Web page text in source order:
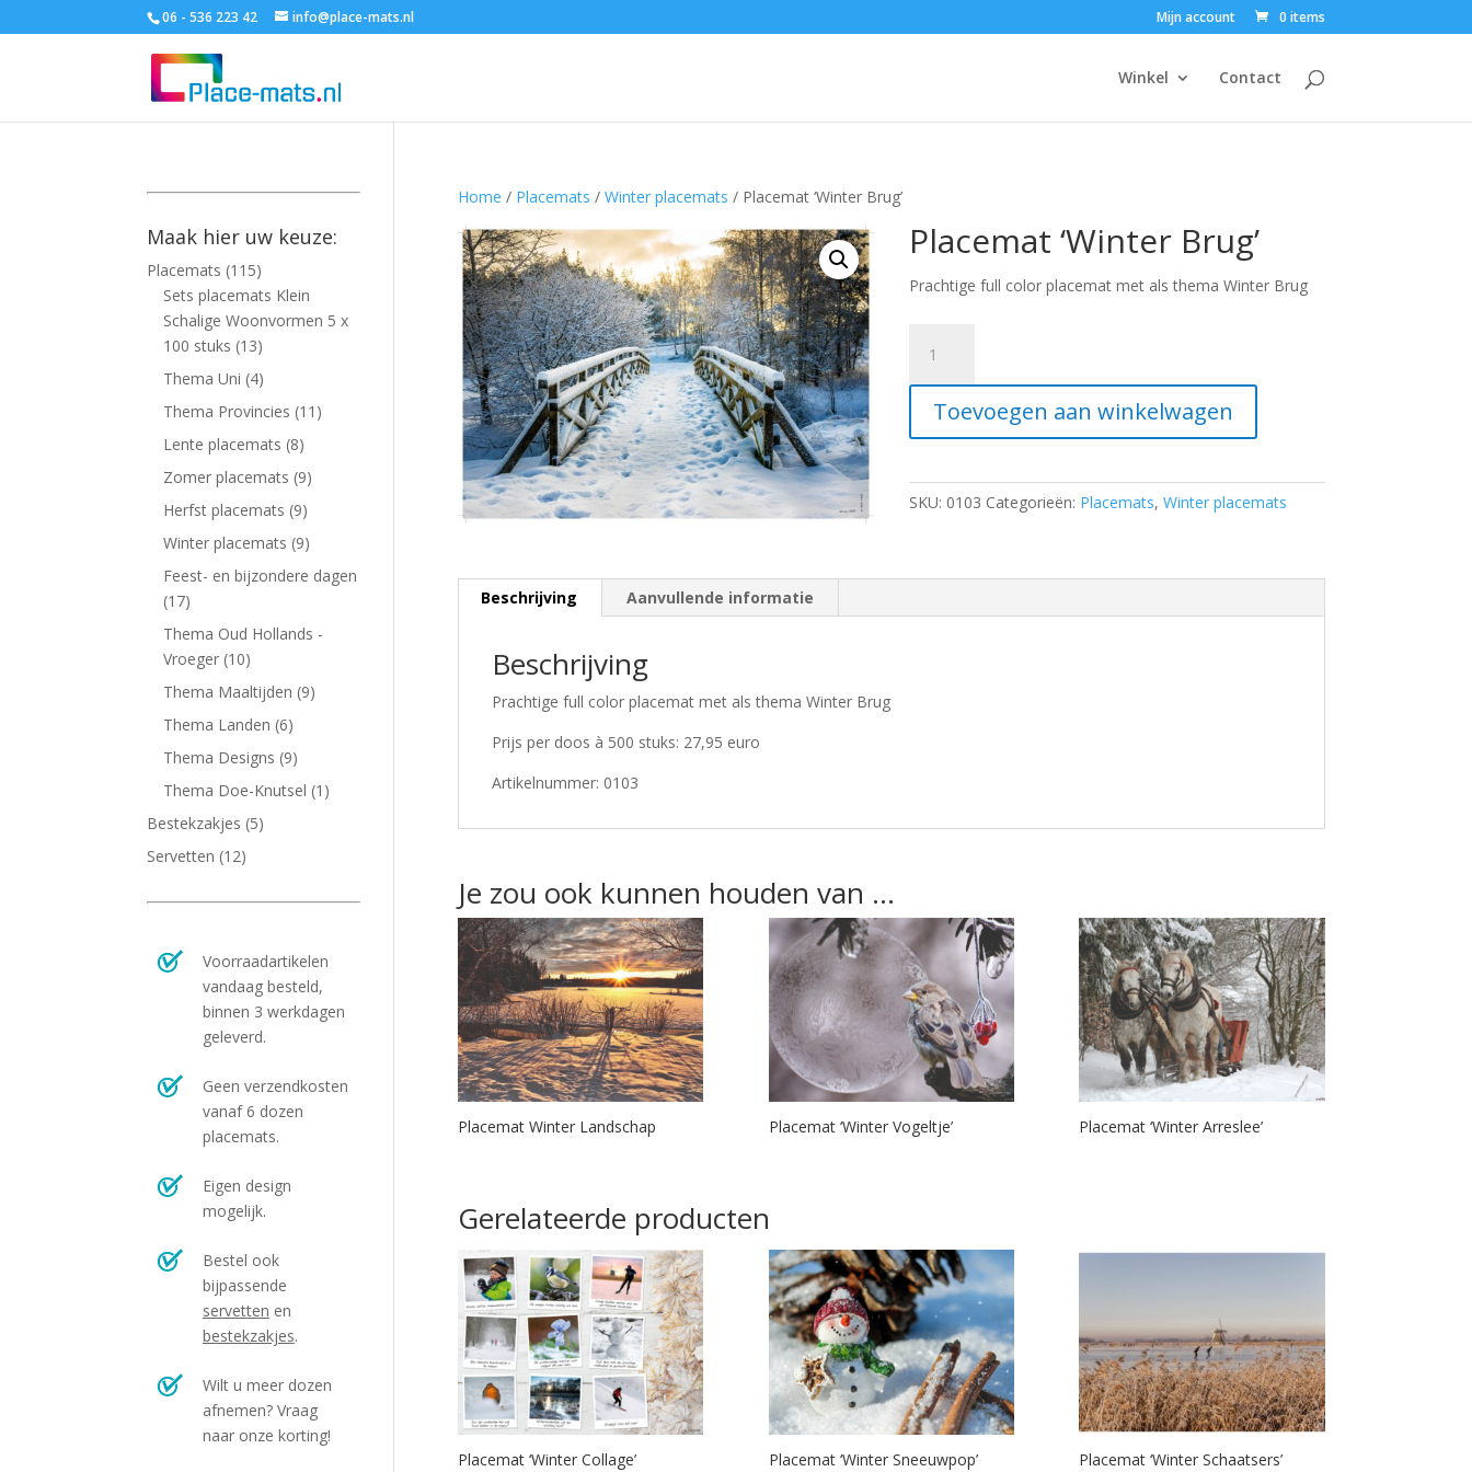
06 - 536 223 42 info@place-mats.nl Mijn account 0 items
Winkel Contact
Home / Placemats / Winter placemats / Placemat ‘Winter Brug’
Placemat ‘Winter Brug’
Prachtige full color placemat met als thema Winter Brug
'Winter
Brug'
aantalToevoegen aan winkelwagen
SKU: 0103 Categorieën: Placemats, Winter placemats
Beschrijving Aanvullende informatie
Beschrijving
Prachtige full color placemat met als thema Winter Brug
Prijs per doos à 500 stuks: 27,95 euro
Artikelnummer: 0103
Je zou ook kunnen houden van …
Placemat Winter Landschap Placemat ‘Winter Vogeltje’ Placemat ‘Winter Arreslee’
Gerelateerde producten
Placemat ‘Winter Collage’ Placemat ‘Winter Sneeuwpop’ Placemat ‘Winter Schaatsers’
Maak hier uw keuze:
Placemats (115)
Sets placemats Klein
Schalige Woonvormen 5 x
100 stuks (13)
Thema Uni (4)
Thema Provincies (11)
Lente placemats (8)
Zomer placemats (9)
Herfst placemats (9)
Winter placemats (9)
Feest- en bijzondere dagen
(17)
Thema Oud Hollands -
Vroeger (10)
Thema Maaltijden (9)
Thema Landen (6)
Thema Designs (9)
Thema Doe-Knutsel (1)
Bestekzakjes (5)
Servetten (12)
Voorraadartikelen
vandaag besteld,
binnen 3 werkdagen
geleverd.
Geen verzendkosten
vanaf 6 dozen
placemats.
Eigen design
mogelijk.
Bestel ook
bijpassende
servetten en
bestekzakjes.
Wilt u meer dozen
afnemen? Vraag
naar onze korting!